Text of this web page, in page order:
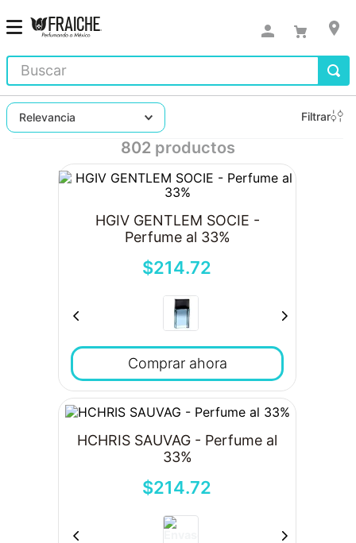
Buscar
Relevancia Filtrar
802 productos
HGIV GENTLEM SOCIE -
Perfume al 33%
$214.72
Comprar ahora
HCHRIS SAUVAG - Perfume al
33%
$214.72